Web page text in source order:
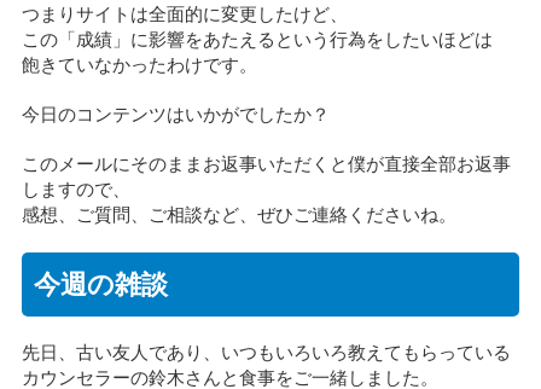
つまりサイトは全面的に変更したけど、
この「成績」に影響をあたえるという行為をしたいほどは
飽きていなかったわけです。
今日のコンテンツはいかがでしたか？
このメールにそのままお返事いただくと僕が直接全部お返事
しますので、
感想、ご質問、ご相談など、ぜひご連絡くださいね。
今週の雑談
先日、古い友人であり、いつもいろいろ教えてもらっている
カウンセラーの鈴木さんと食事をご一緒しました。